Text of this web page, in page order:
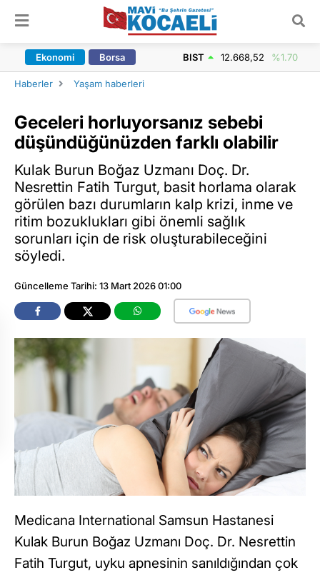
Ekonomi Borsa BIST 12.668,52 %1.70
Haberler Yaşam haberleri
Geceleri horluyorsanız sebebi
düşündüğünüzden farklı olabilir
Kulak Burun Boğaz Uzmanı Doç. Dr.
Nesrettin Fatih Turgut, basit horlama olarak
görülen bazı durumların kalp krizi, inme ve
ritim bozuklukları gibi önemli sağlık
sorunları için de risk oluşturabileceğini
söyledi.
Güncelleme Tarihi: 13 Mart 2026 01:00
Medicana International Samsun Hastanesi
Kulak Burun Boğaz Uzmanı Doç. Dr. Nesrettin
Fatih Turgut, uyku apnesinin sanıldığından çok